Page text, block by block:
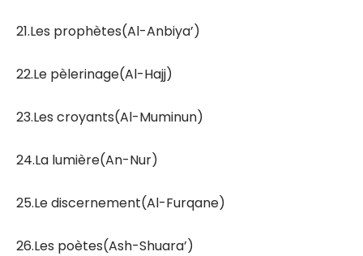
21.Les prophètes(Al-Anbiya’)
22.Le pèlerinage(Al-Hajj)
23.Les croyants(Al-Muminun)
24.La lumière(An-Nur)
25.Le discernement(Al-Furqane)
26.Les poètes(Ash-Shuara’)